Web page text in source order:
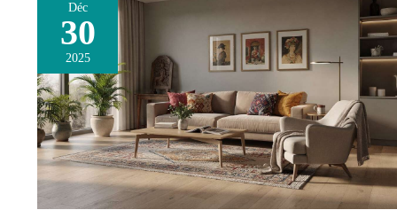
Déc
30
2025
Décoration
salon
:
tendances
à
ne
pas
manquer
en